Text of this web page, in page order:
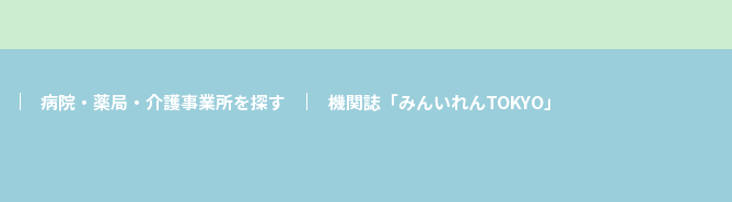
病院・薬局・介護事業所を探す 機関誌「みんいれんTOKYO」